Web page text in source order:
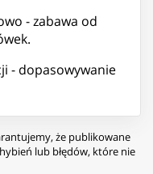
- zabawa od
- dopasowywanie
że publikowane
lub błędów, które nie